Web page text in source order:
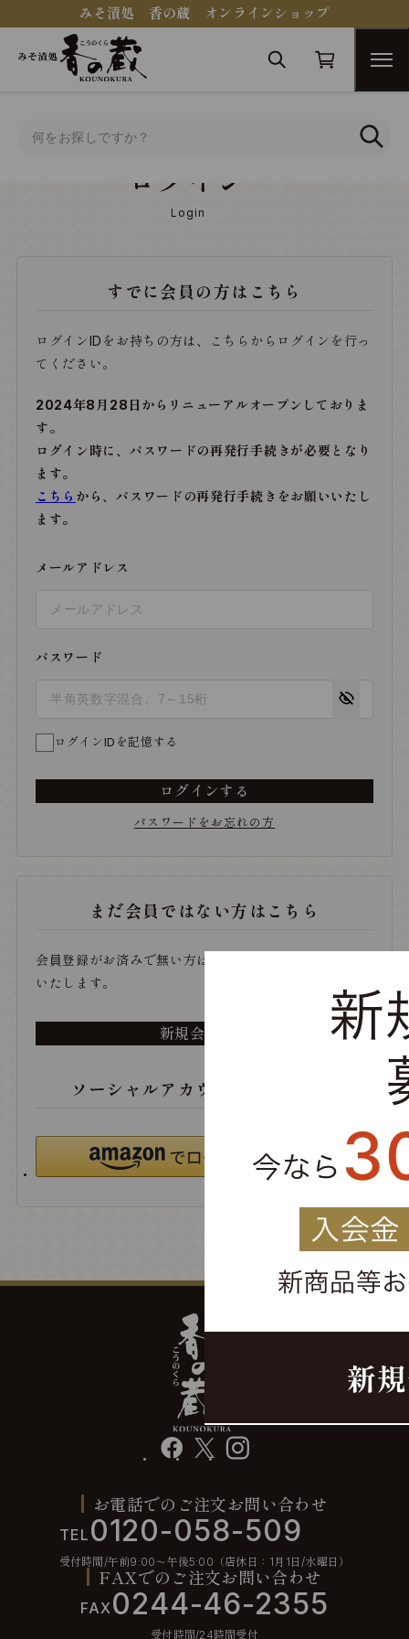
みそ漬処 香の蔵 オンラインショップ
ログイン
Login
すでに会員の方はこちら
ログインIDをお持ちの方は、こちらからログインを行っ
てください。
2024年8月28日からリニューアルオープンしておりま
す。
ログイン時に、パスワードの再発行手続きが必要となり
ます。
こちら から、パスワードの再発行手続きをお願いいたし
ます。
メールアドレス
パスワード
ログインIDを記憶する
ログインする
パスワードをお忘れの方
まだ会員ではない方はこちら
会員登録がお済みで無い方は、こちらから登録をお願い
いたします。
新規会員登録
ソーシャルアカウントでログイン
facebook instagram
お電話でのご注文お問い合わせ
TEL 0120-058-509
受付時間/午前9:00〜午後5:00（店休日：1月1日/水曜日）
FAXでのご注文お問い合わせ
FAX0244-46-2355
受付時間/24時間受付